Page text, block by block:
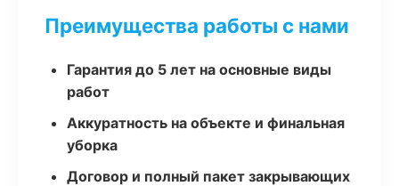
Преимущества работы с нами
Гарантия до 5 лет на основные виды
работ
Аккуратность на объекте и финальная
уборка
Договор и полный пакет закрывающих